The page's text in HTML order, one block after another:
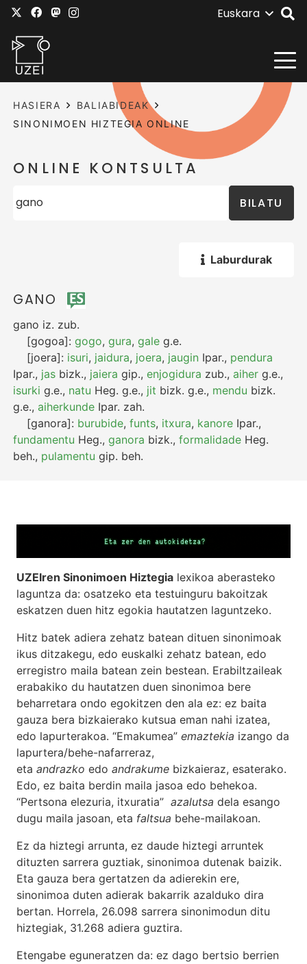
Euskara
HASIERA
BALIABIDEAK
SINONIMOEN HIZTEGIA ONLINE
ONLINE KONTSULTA
BILATU
Laburdurak
GANO
gano iz. zub.
[gogoa]:gogo,gura,gale g.e.
[joera]: isuri, jaidura, joera, jaugin Ipar., pendura
Ipar., jas bizk., jaiera gip.,enjogidura zub.,aiher g.e.,
isurki g.e., natu Heg. g.e., jit bizk. g.e., mendu bizk.
g.e.,aiherkunde Ipar. zah.
[ganora]: burubide,funts, itxura, kanore Ipar.,
fundamentu Heg.,ganora bizk.,formalidade Heg.
beh., pulamentu gip. beh.
UZEIren Sinonimoen Hiztegia lexikoa aberasteko
laguntza da: osatzeko eta testuinguru bakoitzak
eskatzen duen hitz egokia hautatzen laguntzeko.
Hitz batek adiera zehatz batean dituen sinonimoak
ikus ditzakegu, edo euskalki zehatz batean, edo
erregistro maila batean zein bestean. Erabiltzaileak
erabakiko du hautatzen duen sinonimoa bere
beharretara ondo egokitzen den ala ez: ez baita
gauza bera bizkaierako kutsua eman nahi izatea,
edo lapurterakoa. “Emakumea” emaztekia izango da
lapurtera/behe-nafarreraz,
eta andrazko edo andrakume bizkaieraz, esaterako.
Edo, ez baita berdin maila jasoa edo behekoa.
“Pertsona elezuria, itxuratia” azalutsa dela esango
dugu maila jasoan, eta faltsua behe-mailakoan.
Ez da hiztegi arrunta, ez daude hiztegi arruntek
dituzten sarrera guztiak, sinonimoa dutenak baizik.
Eta gauza bera gertatzen da adierekin ere,
sinonimoa duten adierak bakarrik azalduko dira
bertan. Horrela, 26.098 sarrera sinonimodun ditu
hiztegiak, 31.268 adiera guztira.
Etengabe eguneratzen da: ez dago bertsio berrien